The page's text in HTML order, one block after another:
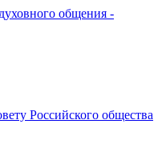
Российского общества